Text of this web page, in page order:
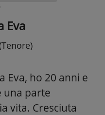
Eva
Eva, ho 20 anni e
una parte
vita. Cresciuta